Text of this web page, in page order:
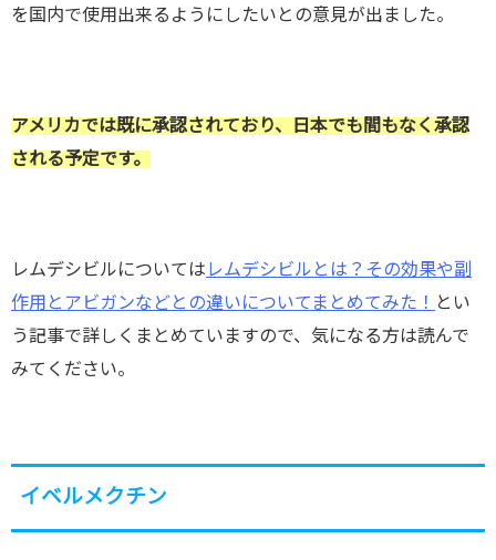
を国内で使用出来るようにしたいとの意見が出ました。
アメリカでは既に承認されており、日本でも間もなく承認
される予定です。
レムデシビルについては レムデシビルとは？その効果や副
作用とアビガンなどとの違いについてまとめてみた！
とい
う記事で詳しくまとめていますので、気になる方は読んで
みてください。
イベルメクチン